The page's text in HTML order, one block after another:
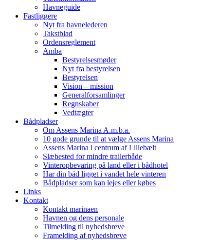
Havneguide
Fastliggere
Nyt fra havnelederen
Takstblad
Ordensreglement
Amba
Bestyrelsesmøder
Nyt fra bestyrelsen
Bestyrelsen
Vision – mission
Generalforsamlinger
Regnskaber
Vedtægter
Bådpladser
Om Assens Marina A.m.b.a.
10 gode grunde til at vælge Assens Marina
Assens Marina i centrum af Lillebælt
Slæbested for mindre trailerbåde
Vinteropbevaring på land eller i bådhotel
Har din båd ligget i vandet hele vinteren
Bådpladser som kan lejes eller købes
Links
Kontakt
Kontakt marinaen
Havnen og dens personale
Tilmelding til nyhedsbreve
Framelding af nyhedsbreve